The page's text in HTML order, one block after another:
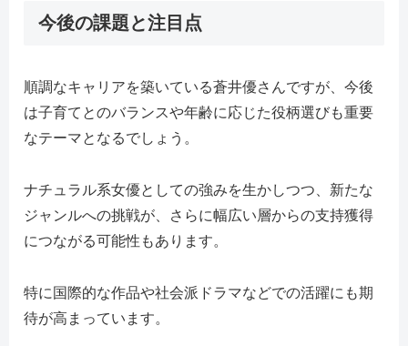
今後の課題と注目点
順調なキャリアを築いている蒼井優さんですが、今後
は子育てとのバランスや年齢に応じた役柄選びも重要
なテーマとなるでしょう。
ナチュラル系女優としての強みを生かしつつ、新たな
ジャンルへの挑戦が、さらに幅広い層からの支持獲得
につながる可能性もあります。
特に国際的な作品や社会派ドラマなどでの活躍にも期
待が高まっています。